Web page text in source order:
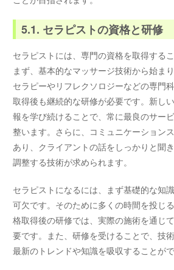
5.1. セラピストの資格と研修
セラピストには、専門の資格を取得する
まず、基本的なマッサージ技術から始ま
セラピーやリフレクソロジーなどの専門
取得後も継続的な研修が必要です。新し
報を学び続けることで、常に最良のサー
整います。さらに、コミュニケーション
あり、クライアントの話をしっかりと聞
調整する技術が求められます。
セラピストになるには、まず基礎的な知
可欠です。そのために多くの時間を投じ
格取得後の研修では、実際の施術を通じ
要です。また、研修を受けることで、技
最新のトレンドや知識を吸収することがで